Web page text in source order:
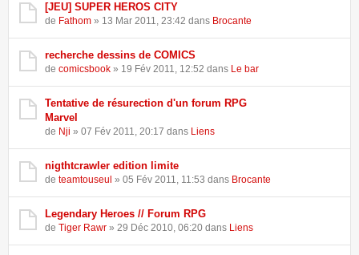
[JEU] SUPER HEROS CITY
de Fathom » 13 Mar 2011, 23:42 dans Brocante
recherche dessins de COMICS
de comicsbook » 19 Fév 2011, 12:52 dans Le bar
Tentative de résurection d'un forum RPG
Marvel
de Nji » 07 Fév 2011, 20:17 dans Liens
nigthtcrawler edition limite
de teamtouseul » 05 Fév 2011, 11:53 dans Brocante
Legendary Heroes // Forum RPG
de Tiger Rawr » 29 Déc 2010, 06:20 dans Liens